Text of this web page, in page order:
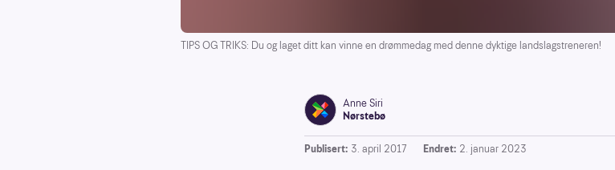
TIPS OG TRIKS: Du og laget ditt kan vinne en drømmedag med denne dyktige landslagstreneren!
Anne Siri
Nørstebø
Publisert: 3. april 2017 Endret: 2. januar 2023